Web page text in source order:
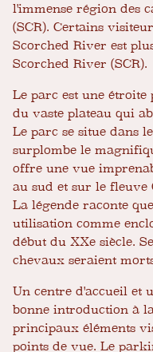
l'immense région des
(SCR). Certains
Scorched River est
Scorched River (SCR).
Le parc est une étroite
du vaste plateau qui
Le parc se situe dans
surplombe le
offre une vue
au sud et sur le fleuve
La légende raconte
utilisation comme
début du XXe siècle.
chevaux seraient
Un centre d'accueil et
bonne introduction à
principaux éléments
points de vue. Le